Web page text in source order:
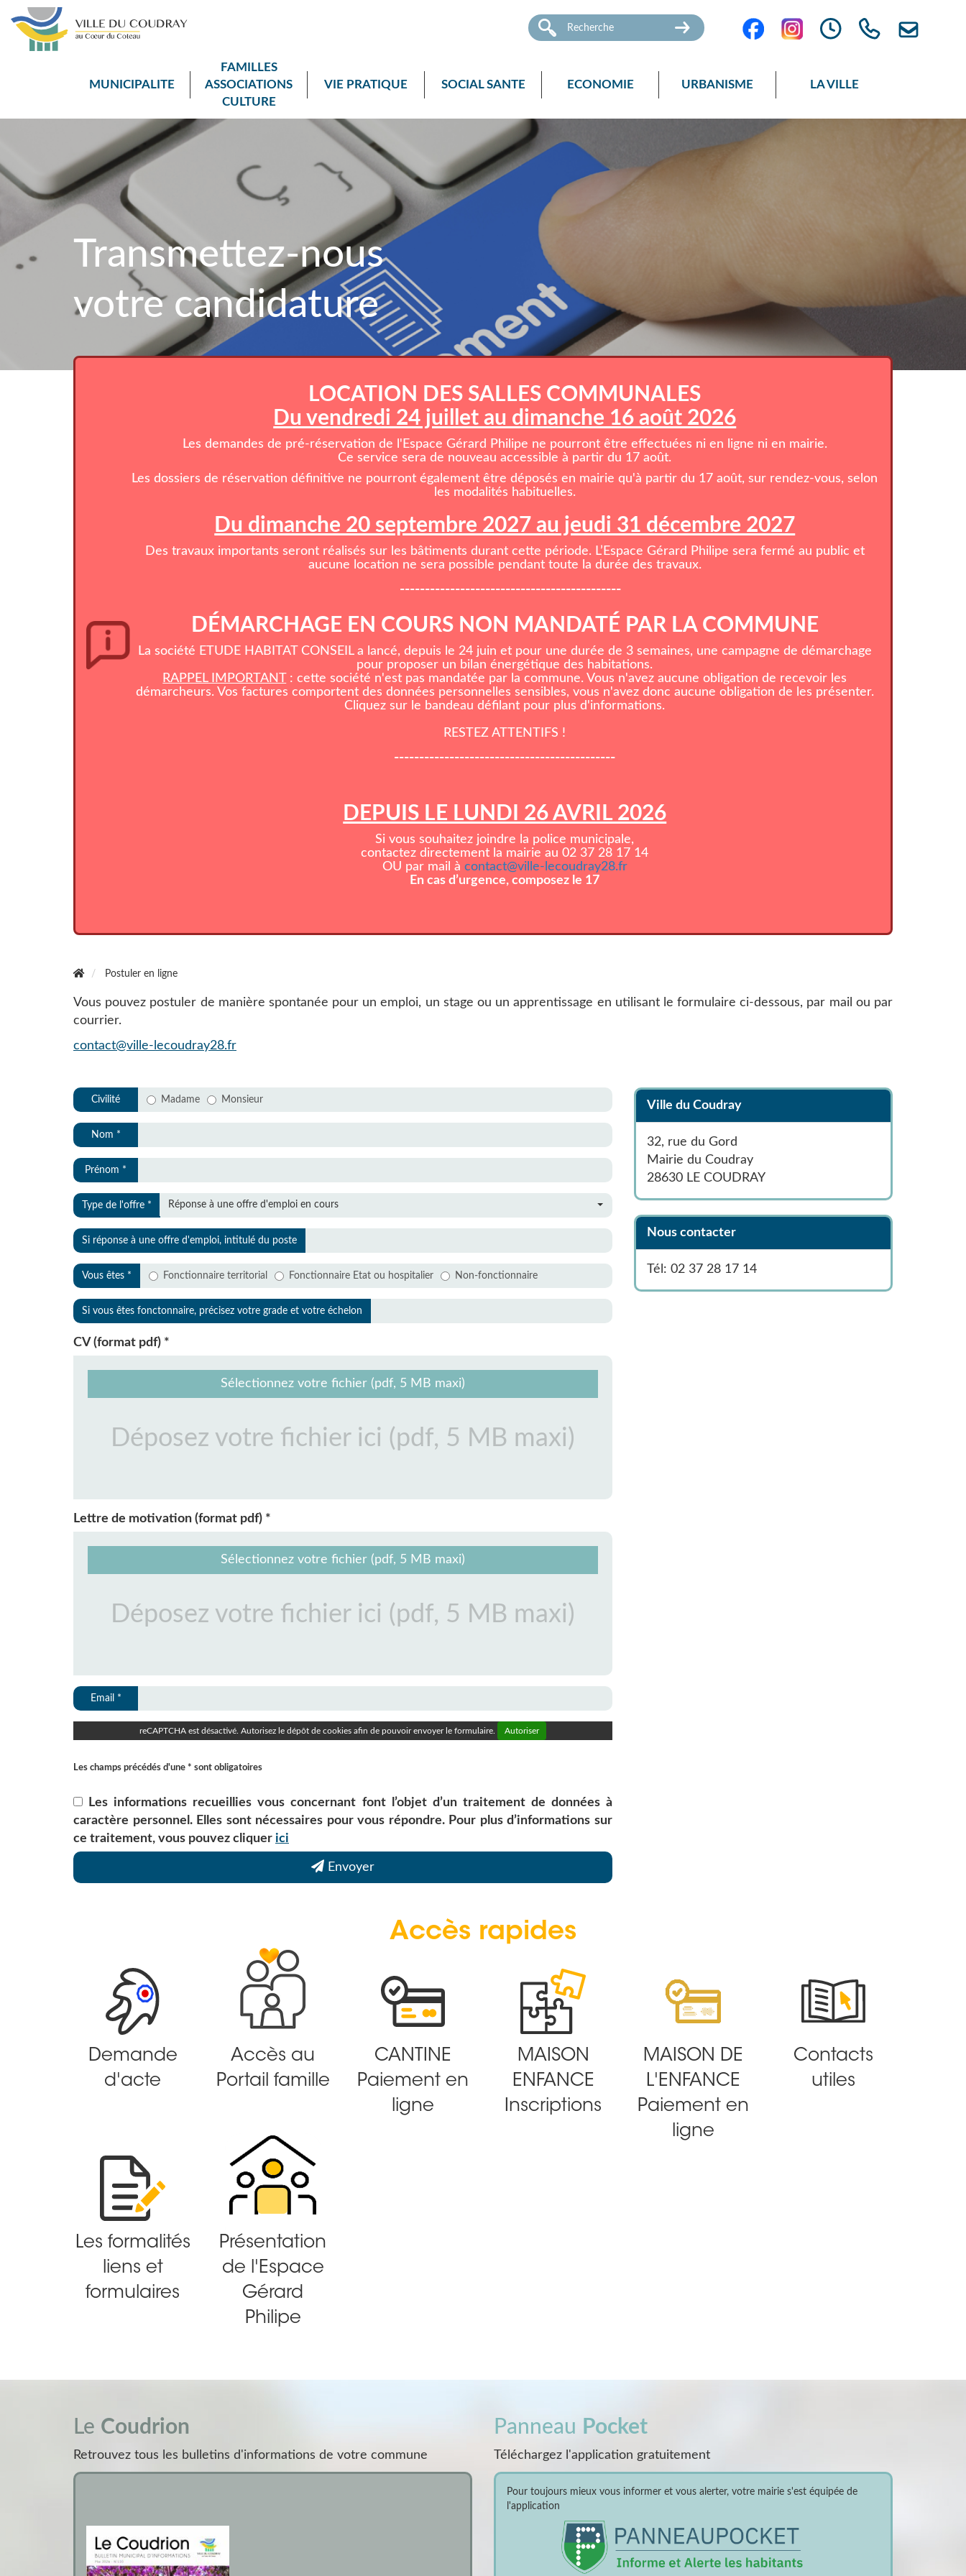
MUNICIPALITE
FAMILLES
ASSOCIATIONS
CULTURE
VIE PRATIQUE SOCIAL SANTE ECONOMIE URBANISME LA VILLE
Transmettez-nous
votre candidature
LOCATION DES SALLES COMMUNALES
Du vendredi 24 juillet au dimanche 16 août 2026
Les demandes de pré-réservation de l'Espace Gérard Philipe ne pourront être effectuées ni en ligne ni en mairie.
Ce service sera de nouveau accessible à partir du 17 août.
Les dossiers de réservation définitive ne pourront également être déposés en mairie qu'à partir du 17 août, sur rendez-vous, selon
les modalités habituelles.
Du dimanche 20 septembre 2027 au jeudi 31 décembre 2027
Des travaux importants seront réalisés sur les bâtiments durant cette période. L’Espace Gérard Philipe sera fermé au public et
aucune location ne sera possible pendant toute la durée des travaux.
--------------------------------------------
DÉMARCHAGE EN COURS NON MANDATÉ PAR LA COMMUNE
La société ETUDE HABITAT CONSEIL a lancé, depuis le 24 juin et pour une durée de 3 semaines, une campagne de démarchage
pour proposer un bilan énergétique des habitations.
RAPPEL IMPORTANT : cette société n'est pas mandatée par la commune. Vous n'avez aucune obligation de recevoir les
démarcheurs. Vos factures comportent des données personnelles sensibles, vous n'avez donc aucune obligation de les présenter.
Cliquez sur le bandeau défilant pour plus d'informations.
RESTEZ ATTENTIFS !
--------------------------------------------
DEPUIS LE LUNDI 26 AVRIL 2026
Si vous souhaitez joindre la police municipale,
contactez directement la mairie au 02 37 28 17 14
OU par mail à contact@ville-lecoudray28.fr
En cas d’urgence, composez le 17
Postuler en ligne
Vous pouvez postuler de manière spontanée pour un emploi, un stage ou un apprentissage en utilisant le formulaire ci-dessous, par mail ou par
courrier.
contact@ville-lecoudray28.fr
Civilité Madame Monsieur
Nom *
Prénom *
Type de l'offre * Réponse à une offre d'emploi en cours
Si réponse à une offre d'emploi, intitulé du poste
Vous êtes * Fonctionnaire territorial Fonctionnaire Etat ou hospitalier Non-fonctionnaire
Si vous êtes fonctonnaire, précisez votre grade et votre échelon
CV (format pdf) *
Sélectionnez votre fichier (pdf, 5 MB maxi)
Lettre de motivation (format pdf) *
Sélectionnez votre fichier (pdf, 5 MB maxi)
Email *
reCAPTCHA est désactivé. Autorisez le dépôt de cookies afin de pouvoir envoyer le formulaire. Autoriser
Les champs précédés d'une * sont obligatoires
Les informations recueillies vous concernant font l’objet d’un traitement de données à
caractère personnel. Elles sont nécessaires pour vous répondre. Pour plus d’informations sur
ce traitement, vous pouvez cliquer ici
Envoyer
Ville du Coudray
32, rue du Gord
Mairie du Coudray
28630 LE COUDRAY
Nous contacter
Tél: 02 37 28 17 14
Accès rapides
Demande
d'acte
Accès au
Portail famille
CANTINE
Paiement en
ligne
MAISON
ENFANCE
Inscriptions
MAISON DE
L'ENFANCE
Paiement en
ligne
Contacts
utiles
Les formalités
liens et
formulaires
Présentation
de l'Espace
Gérard
Philipe
Le Coudrion
Retrouvez tous les bulletins d'informations de votre commune
Panneau Pocket
Téléchargez l'application gratuitement
Pour toujours mieux vous informer et vous alerter, votre mairie s'est équipée de
l'application